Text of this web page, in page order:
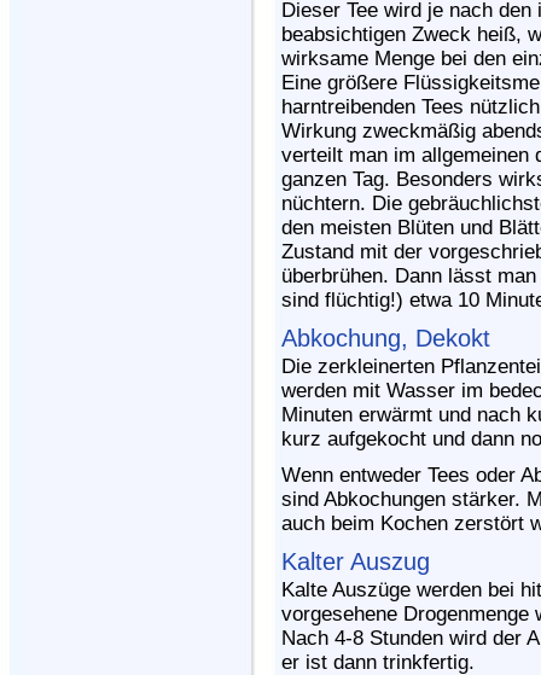
Dieser Tee wird je nach
beabsichtigen Zweck heiß,
wirksame Menge bei den
Eine größere
harntreibenden Tees
Wirkung zweckmäßig
verteilt man im allgemeinen
ganzen Tag. Besonders
nüchtern. Die
den meisten Blüten und
Zustand mit der
überbrühen. Dann lässt
sind flüchtig!) etwa 10
Abkochung, Dekokt
Die zerkleinerten
werden mit Wasser im
Minuten erwärmt und nach
kurz aufgekocht und dann
Wenn entweder Tees oder
sind Abkochungen stärker.
auch beim Kochen zerstört
Kalter Auszug
Kalte Auszüge werden bei
vorgesehene
Nach 4-8 Stunden wird der
er ist dann trinkfertig.